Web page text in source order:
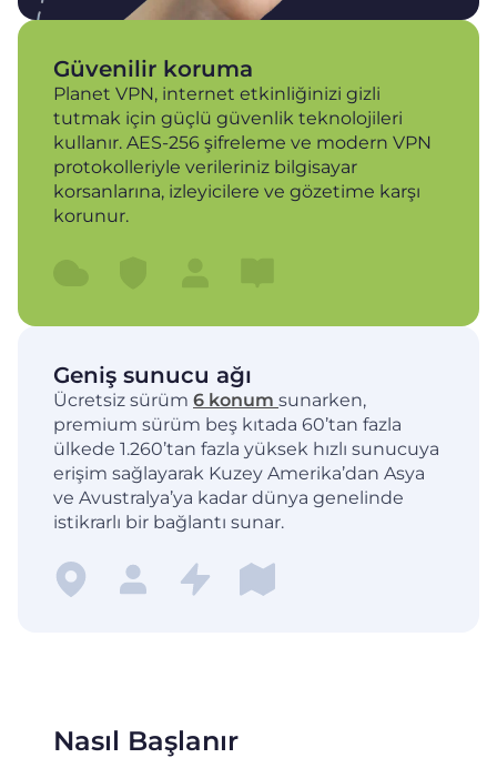
Güvenilir koruma
Planet VPN, internet etkinliğinizi gizli
tutmak için güçlü güvenlik teknolojileri
kullanır. AES-256 şifreleme ve modern VPN
protokolleriyle verileriniz bilgisayar
korsanlarına, izleyicilere ve gözetime karşı
korunur.
Geniş sunucu ağı
Ücretsiz sürüm 6 konum sunarken,
premium sürüm beş kıtada 60’tan fazla
ülkede 1.260’tan fazla yüksek hızlı sunucuya
erişim sağlayarak Kuzey Amerika’dan Asya
ve Avustralya’ya kadar dünya genelinde
istikrarlı bir bağlantı sunar.
Nasıl Başlanır